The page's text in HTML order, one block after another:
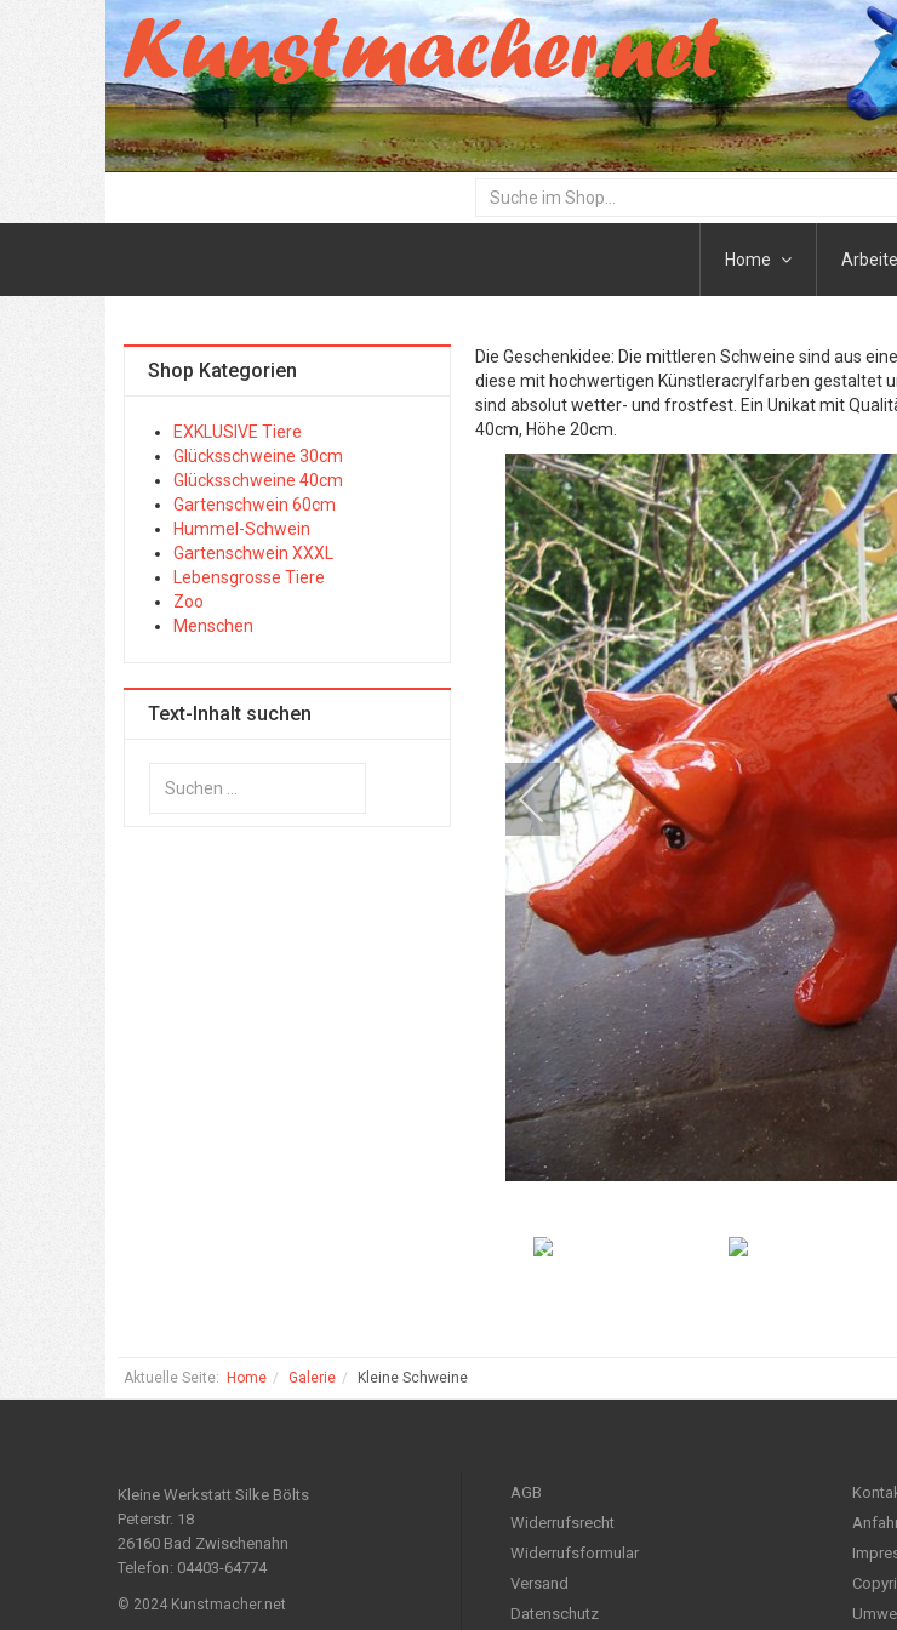
Home
Die Geschenkidee: Die mittleren Schweine sind aus
diese mit hochwertigen Künstleracrylfarben gestaltet
sind absolut wetter- und frostfest. Ein Unikat mit
40cm, Höhe 20cm.
Shop Kategorien
EXKLUSIVE Tiere
Glücksschweine 30cm
Glücksschweine 40cm
Gartenschwein 60cm
Hummel-Schwein
Gartenschwein XXXL
Lebensgrosse Tiere
Zoo
Menschen
Text-Inhalt suchen
Aktuelle Seite: Home Galerie Kleine Schweine
Kleine Werkstatt Silke Bölts
Peterstr. 18
26160 Bad Zwischenahn
Telefon: 04403-64774
© 2024 Kunstmacher.net
AGB
Widerrufsrecht
Widerrufsformular
Versand
Datenschutz